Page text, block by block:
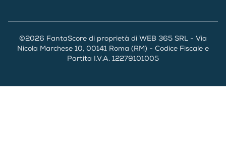
©2026 FantaScore di proprietà di WEB 365 SRL - Via
Nicola Marchese 10, 00141 Roma (RM) - Codice Fiscale e
Partita I.V.A. 12279101005